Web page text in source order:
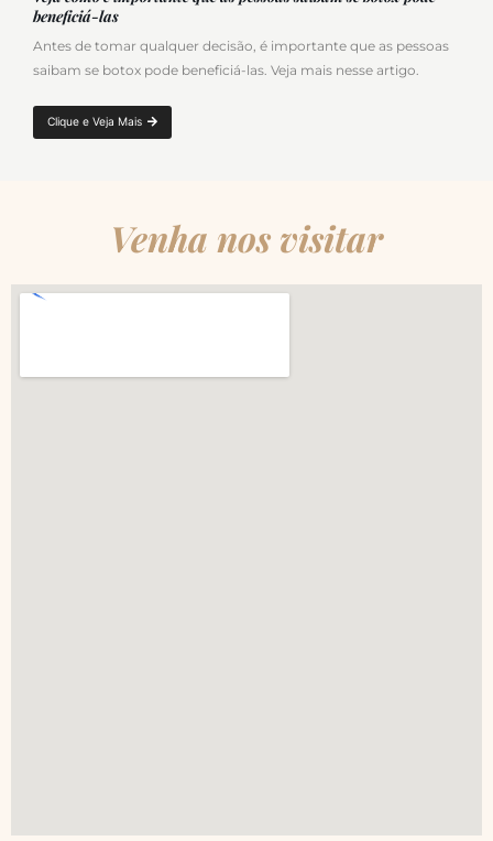
beneficiá-las
Antes de tomar qualquer decisão, é importante que as pessoas
saibam se botox pode beneficiá-las. Veja mais nesse artigo.
Clique e Veja Mais
Venha nos visitar